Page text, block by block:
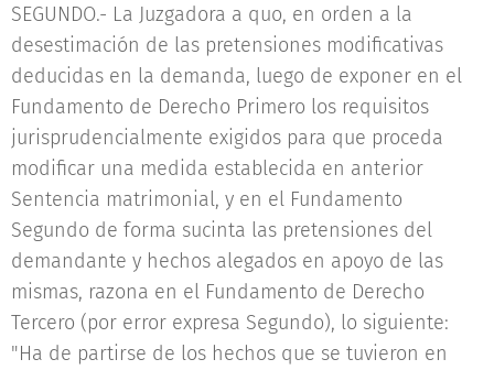
SEGUNDO.- La Juzgadora a quo, en orden a la
desestimación de las pretensiones modificativas
deducidas en la demanda, luego de exponer en el
Fundamento de Derecho Primero los requisitos
jurisprudencialmente exigidos para que proceda
modificar una medida establecida en anterior
Sentencia matrimonial, y en el Fundamento
Segundo de forma sucinta las pretensiones del
demandante y hechos alegados en apoyo de las
mismas, razona en el Fundamento de Derecho
Tercero (por error expresa Segundo), lo siguiente:
"Ha de partirse de los hechos que se tuvieron en